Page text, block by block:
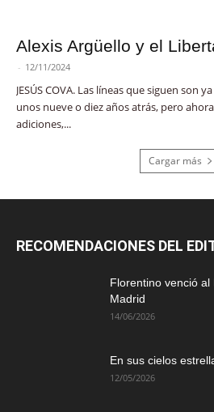
Alexis Argüello y el
- 12/11/2024
JESÚS COVA. Las líneas que siguen son
unos nueve o diez años atrás, pero
adiciones,...
Cargar más
RECOMENDACIONES DEL
Florentino venció
Madrid
14/06/2026
En sus cielos
12/05/2026